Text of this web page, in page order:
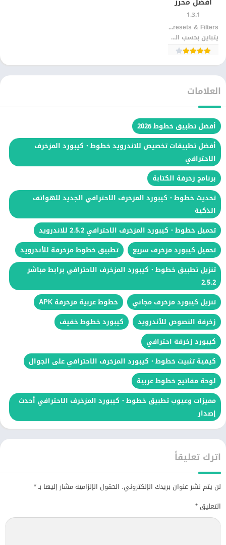
الصور
والفيديوهات
بفلاتر احترافية
1.3.1
Mobile Presets & Filters‏
يتباين بحسب الجهاز
العلامات
أفضل تطبيق خطوط 2026
أفضل تطبيقات تخصيص للاندرويد خطوط・كيبورد المزخرف
الاحترافي
برنامج زخرفة الكتابة
تحديث خطوط・كيبورد المزخرف الاحترافي الجديد للهواتف
الذكية
تحميل خطوط・كيبورد المزخرف الاحترافي 2.5.2 للاندرويد
تحميل كيبورد مزخرف سريع
تطبيق خطوط مزخرفة للأندرويد
تنزيل تطبيق خطوط・كيبورد المزخرف الاحترافي برابط مباشر
2.5.2
تنزيل كيبورد مزخرف مجاني
خطوط عربية مزخرفة APK
زخرفة النصوص للأندرويد
كيبورد خطوط خفيف
كيبورد زخرفة احترافي
كيفية تثبيت خطوط・كيبورد المزخرف الاحترافي على الجوال
لوحة مفاتيح خطوط عربية
مميزات وعيوب تطبيق خطوط・كيبورد المزخرف الاحترافي أحدث
إصدار
اترك تعليقاً
لن يتم نشر عنوان بريدك الإلكتروني. الحقول الإلزامية مشار إليها بـ*
التعليق *